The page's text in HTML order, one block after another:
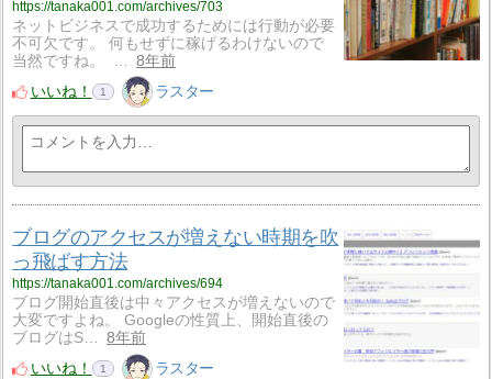
https://tanaka001.com/archives/703
ネットビジネスで成功するためには行動が必要
不可欠です。 何もせずに稼げるわけないので
当然ですね。 …
8年前
いいね！
1 ラスター
ブログのアクセスが増えない時期を吹
っ飛ばす方法
https://tanaka001.com/archives/694
ブログ開始直後は中々アクセスが増えないので
大変ですよね。 Googleの性質上、開始直後の
ブログはS…
8年前
いいね！
1 ラスター